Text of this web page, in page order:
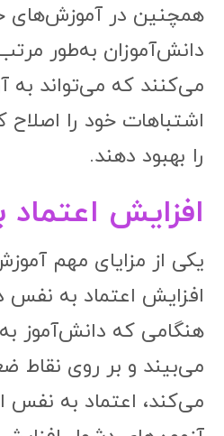
همچنین در
دانش‌آموزان به‌طور
می‌کنند که می‌تواند به
اشتباهات خود را اصلاح
را بهبود دهند.
افزایش
یکی از مزایای مهم
افزایش اعتماد به
هنگامی که دانش‌آموز
می‌بیند و بر روی نقاط
می‌کند، اعتماد به نفس